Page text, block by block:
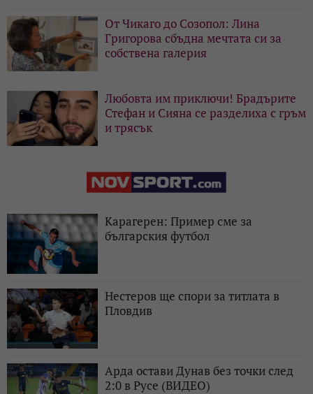
От Чикаго до Созопол: Лина
Григорова сбъдна мечтата си за
собствена галерия
Любовта им приключи! Брадърите
Стефан и Сияна се разделиха с гръм
и трясък
Карагерен: Пример сме за
българския футбол
Нестеров ще спори за титлата в
Пловдив
Арда остави Дунав без точки след
2:0 в Русе (ВИДЕО)